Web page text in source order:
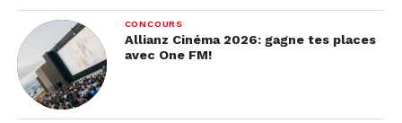
CONCOURS
Allianz Cinéma 2026: gagne tes places
avec One FM!